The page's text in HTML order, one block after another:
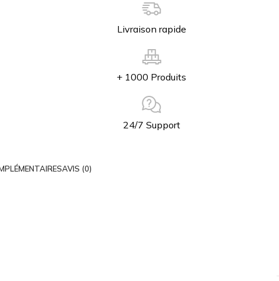
Livraison rapide
+ 1000 Produits
24/7 Support
AVIS (0)